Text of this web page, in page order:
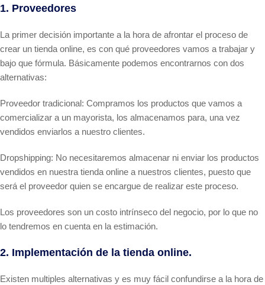
1. Proveedores
La primer decisión importante a la hora de afrontar el proceso de
crear un tienda online, es con qué proveedores vamos a trabajar y
bajo que fórmula. Básicamente podemos encontrarnos con dos
alternativas:
Proveedor tradicional: Compramos los productos que vamos a
comercializar a un mayorista, los almacenamos para, una vez
vendidos enviarlos a nuestro clientes.
Dropshipping: No necesitaremos almacenar ni enviar los productos
vendidos en nuestra tienda online a nuestros clientes, puesto que
será el proveedor quien se encargue de realizar este proceso.
Los proveedores son un costo intrínseco del negocio, por lo que no
lo tendremos en cuenta en la estimación.
2. Implementación de la tienda online.
Existen multiples alternativas y es muy fácil confundirse a la hora de